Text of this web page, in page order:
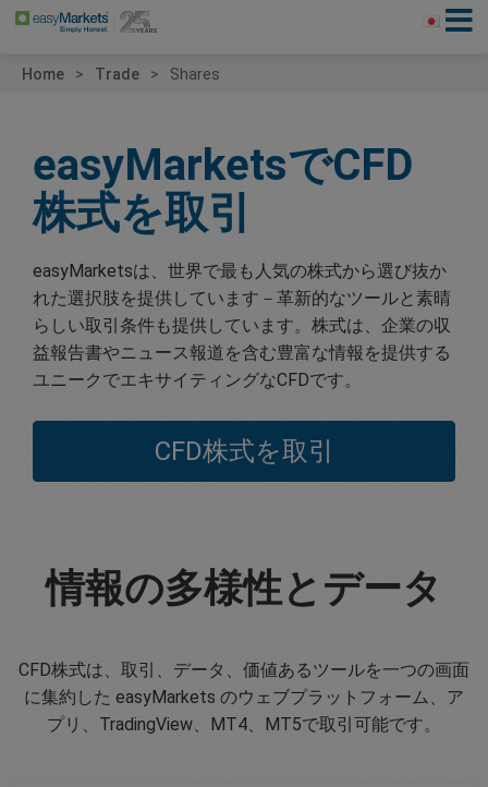
Home Trade Shares
easyMarketsでCFD
株式を取引
easyMarketsは、世界で最も人気の株式から選び抜か
れた選択肢を提供しています－革新的なツールと素晴
らしい取引条件も提供しています。株式は、企業の収
益報告書やニュース報道を含む豊富な情報を提供する
ユニークでエキサイティングなCFDです。
CFD株式を取引
情報の多様性とデータ
CFD株式は、取引、データ、価値あるツールを一つの画面
に集約した easyMarkets のウェブプラットフォーム、ア
プリ、TradingView、MT4、MT5で取引可能です。